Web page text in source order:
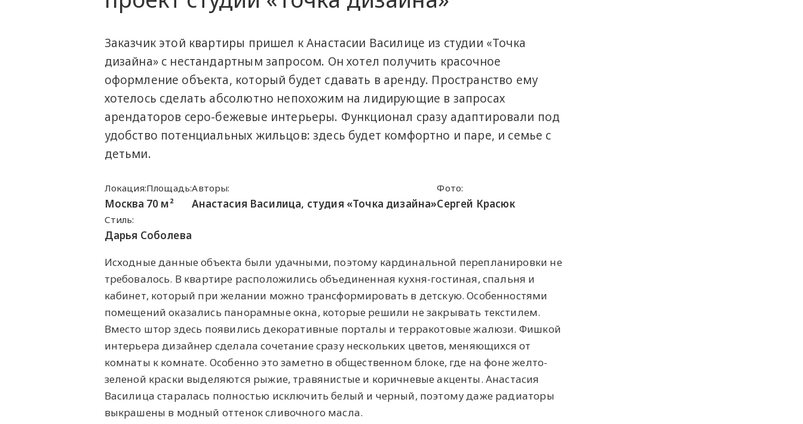
Заказчик этой квартиры пришел к Анастасии Василице из студии «Точка
дизайна» с нестандартным запросом. Он хотел получить красочное
оформление объекта, который будет сдавать в аренду. Пространство ему
хотелось сделать абсолютно непохожим на лидирующие в запросах
арендаторов серо-бежевые интерьеры. Функционал сразу адаптировали под
удобство потенциальных жильцов: здесь будет комфортно и паре, и семье с
детьми.
Локация:
Москва
Площадь:
70 м²
Авторы:
Анастасия Василица, студия «Точка дизайна»
Фото:
Сергей Красюк
Cтиль:
Дарья Соболева
Исходные данные объекта были удачными, поэтому кардинальной перепланировки не
требовалось. В квартире расположились объединенная кухня-гостиная, спальня и
кабинет, который при желании можно трансформировать в детскую. Особенностями
помещений оказались панорамные окна, которые решили не закрывать текстилем.
Вместо штор здесь появились декоративные порталы и терракотовые жалюзи. Фишкой
интерьера дизайнер сделала сочетание сразу нескольких цветов, меняющихся от
комнаты к комнате. Особенно это заметно в общественном блоке, где на фоне желто-
зеленой краски выделяются рыжие, травянистые и коричневые акценты. Анастасия
Василица старалась полностью исключить белый и черный, поэтому даже радиаторы
выкрашены в модный оттенок сливочного масла.